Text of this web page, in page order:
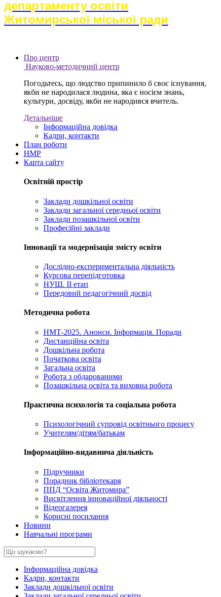
департаменту освіти
Житомирської міської ради
Про центр
Науково-методичний центр
Погодьтесь, що людство припинило б своє існування,
якби не народилася людина, яка є носієм знань,
культури, досвіду, якби не народився вчитель.
Детальніше
Інформаційна довідка
Кадри, контакти
План роботи
НМР
Карта сайту
Освітній простір
Заклади дошкільної освіти
Заклади загальної середньої освіти
Заклади позашкільної освіти
Професійні заклади
Інновації та модернізація змісту освіти
Дослідно-експериментальна діяльність
Курсова перепідготовка
НУШ. ІІ етап
Передовий педагогічний досвід
Методична робота
НМТ-2025. Анонси. Інформація. Поради
Дистанційна освіта
Дошкільна робота
Початкова освіта
Загальна освіта
Робота з обдарованими
Позашкільна освіта та виховна робота
Практична психологія та соціальна робота
Психологічний супровід освітнього процесу
Учителям/дітям/батькам
Інформаційно-видавнича діяльність
Підручники
Порадник бібліотекаря
ППД “Освіта Житомира”
Висвітлення інноваційної діяльності
Відеогалерея
Корисні посилання
Новини
Навчальні програми
Інформаційна довідка
Кадри, контакти
Заклади дошкільної освіти